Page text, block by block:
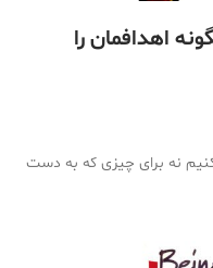
اهدافمان را
نه برای چیزی كه به دست